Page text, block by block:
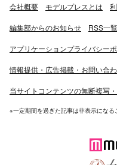
会社概要 モデルプレスとは
編集部からのお知らせ RSS一覧
アプリケーションプライバシー
情報提供・広告掲載・お問い合
当サイトコンテンツの無断複写
※一定期間を過ぎた記事は非表示になる